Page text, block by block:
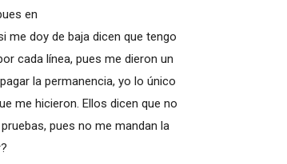
en
me doy de baja dicen que tengo
cada línea, pues me dieron un
la permanencia, yo lo único
me hicieron. Ellos dicen que no
pues no me mandan la